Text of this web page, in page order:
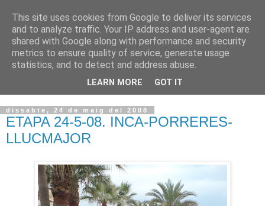
VOLTORS -2026 -
¡¡¡TENIM GANA!!!
dissabte, 24 de maig del 2008
ETAPA 24-5-08. INCA-PORRERES-
LLUCMAJOR
This site uses cookies from Google to deliver its services
and to analyze traffic. Your IP address and user-agent are
shared with Google along with performance and security
metrics to ensure quality of service, generate usage
statistics, and to detect and address abuse.
LEARN MORE GOT IT